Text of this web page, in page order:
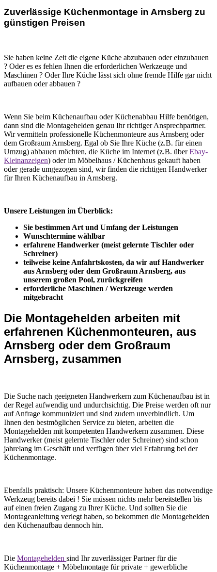
Zuverlässige Küchenmontage in Arnsberg zu
günstigen Preisen
Sie haben keine Zeit die eigene Küche abzubauen oder einzubauen
? Oder es es fehlen Ihnen die erforderlichen Werkzeuge und
Maschinen ? Oder Ihre Küche lässt sich ohne fremde Hilfe gar nicht
aufbauen oder abbauen ?
Wenn Sie beim Küchenaufbau oder Küchenabbau Hilfe benötigen,
dann sind die Montagehelden genau Ihr richtiger Ansprechpartner.
Wir vermitteln professionelle Küchenmonteure aus Arnsberg oder
dem Großraum Arnsberg. Egal ob Sie Ihre Küche (z.B. für einen
Umzug) abbauen möchten, die Küche im Internet (z.B. überEbay-
Kleinanzeigen) oder im Möbelhaus / Küchenhaus gekauft haben
oder gerade umgezogen sind, wir finden die richtigen Handwerker
für Ihren Küchenaufbau in Arnsberg.
Unsere Leistungen im Überblick:
Sie bestimmen Art und Umfang der Leistungen
Wunschtermine wählbar
erfahrene Handwerker (meist gelernte Tischler oder
Schreiner)
teilweise keine Anfahrtskosten, da wir auf Handwerker
aus Arnsberg oder dem Großraum Arnsberg, aus
unserem großen Pool, zurückgreifen
erforderliche Maschinen / Werkzeuge werden
mitgebracht
Die Montagehelden arbeiten mit
erfahrenen Küchenmonteuren, aus
Arnsberg oder dem Großraum
Arnsberg, zusammen
Die Suche nach geeigneten Handwerkern zum Küchenaufbau ist in
der Regel aufwendig und undurchsichtig. Die Preise werden oft nur
auf Anfrage kommuniziert und sind zudem unverbindlich. Um
Ihnen den bestmöglichen Service zu bieten, arbeiten die
Montagehelden mit kompetenten Handwerkern zusammen. Diese
Handwerker (meist gelernte Tischler oder Schreiner) sind schon
jahrelang im Geschäft und verfügen über viel Erfahrung bei der
Küchenmontage.
Ebenfalls praktisch: Unsere Küchenmonteure haben das notwendige
Werkzeug bereits dabei ! Sie müssen nichts mehr bereitstellen bis
auf einen freien Zugang zu Ihrer Küche. Und sollten Sie die
Montageanleitung verlegt haben, so bekommen die Montagehelden
den Küchenaufbau dennoch hin.
Die Montagehelden sind Ihr zuverlässiger Partner für die
Küchenmontage + Möbelmontage für private + gewerbliche